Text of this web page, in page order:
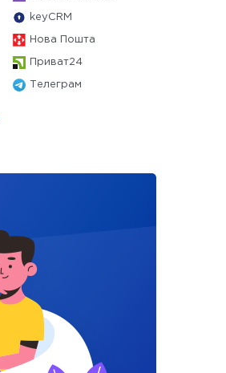
keyCRM
Нова Пошта
Приват24
Телеграм